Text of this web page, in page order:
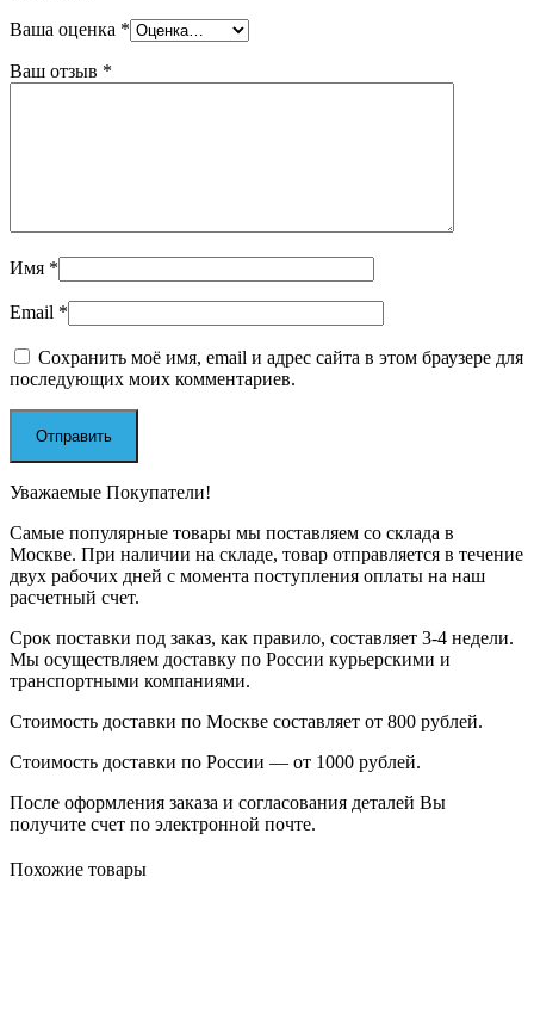
Ваша оценка *
Ваш отзыв *
Имя *
Email *
Сохранить моё имя, email и адрес сайта в этом браузере для
последующих моих комментариев.
Уважаемые Покупатели!
Самые популярные товары мы поставляем со склада в
Москве. При наличии на складе, товар отправляется в течение
двух рабочих дней с момента поступления оплаты на наш
расчетный счет.
Срок поставки под заказ, как правило, составляет 3-4 недели.
Мы осуществляем доставку по России курьерскими и
транспортными компаниями.
Стоимость доставки по Москве составляет от 800 рублей.
Стоимость доставки по России — от 1000 рублей.
После оформления заказа и согласования деталей Вы
получите счет по электронной почте.
Похожие товары